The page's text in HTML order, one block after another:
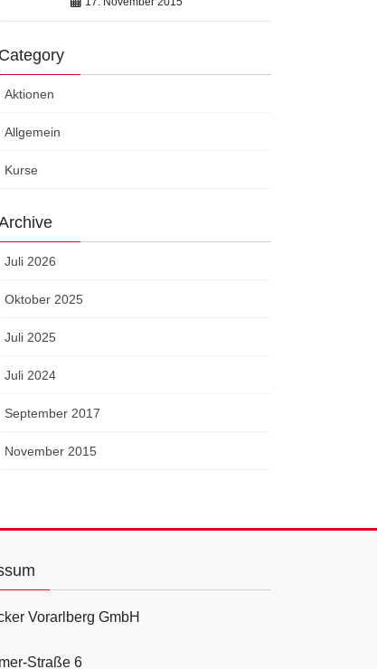
Category
Aktionen
Allgemein
Kurse
Juli 2026
Oktober 2025
Juli 2025
Juli 2024
September 2017
November 2015
Vorarlberg GmbH
Straße 6